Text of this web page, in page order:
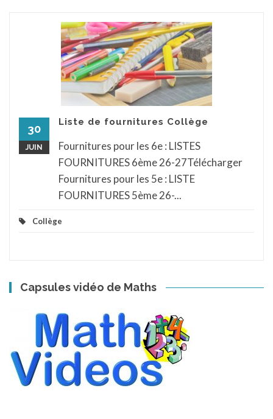
30
JUIN
Liste de fournitures Collège
Fournitures pour les 6e : LISTES
FOURNITURES 6ème 26-27Télécharger
Fournitures pour les 5e : LISTE
FOURNITURES 5ème 26-...
Collège
Capsules vidéo de Maths